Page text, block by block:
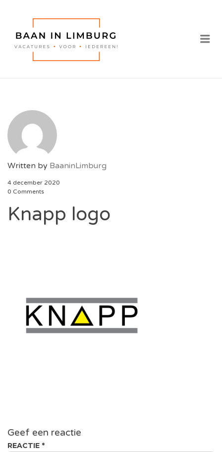
VACATURES IN
Written by BaaninLimburg
4 december 2020
0 Comments
Knapp logo
Geef een reactie
REACTIE *